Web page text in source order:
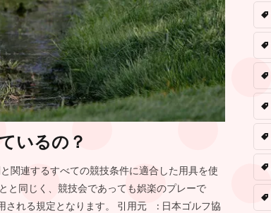
いるの？
関連するすべての競技条件に適合した用具を使
と同じく、競技会であっても娯楽のプレーで
される規定となります。 引用元 : 日本ゴルフ協